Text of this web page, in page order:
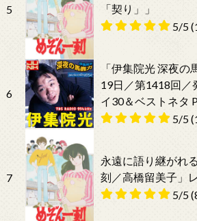
5
「契り」」
5/5
6
「伊集院光 深夜
19日／第1418回／
イ30＆ベストネタ
5/5
7
永遠に語り継がれ
刻／高橋留美子」
5/5